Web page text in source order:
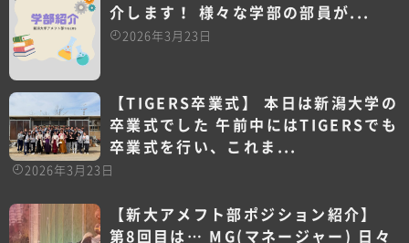
介します！ 様々な学部の部員が...
2026年3月23日
【TIGERS卒業式】 本日は新潟大学の
卒業式でした 午前中にはTIGERSでも
卒業式を行い、これま...
2026年3月23日
【新大アメフト部ポジション紹介】
第8回目は… MG(マネージャー)️ 日々